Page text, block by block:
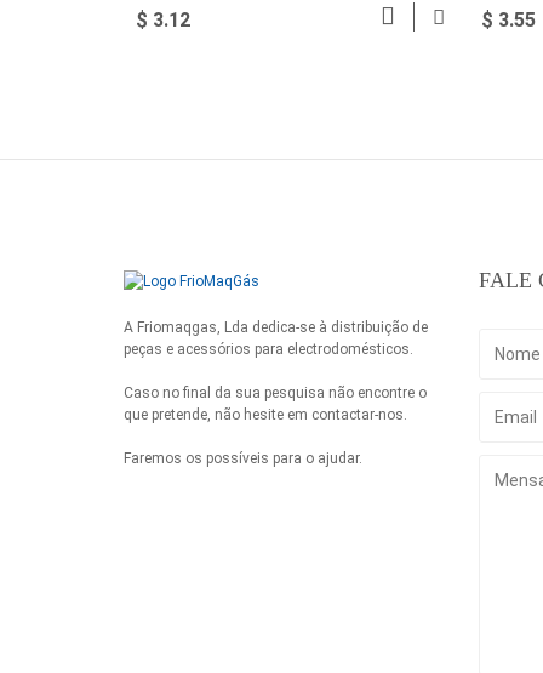
$ 3.12 $ 3.55
A Friomaqgas, Lda dedica-se à distribuição de
peças e acessórios para electrodomésticos.
Caso no final da sua pesquisa não encontre o
que pretende, não hesite em contactar-nos.
Faremos os possíveis para o ajudar.
FALE